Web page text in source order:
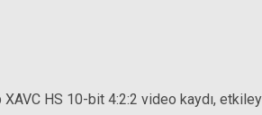
HS 10-bit 4:2:2 video kaydı,